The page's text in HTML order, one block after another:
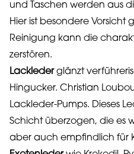
und Taschen werden aus
Hier ist besondere
Reinigung kann die
zerstören.
Lacklederglänzt
Hingucker. Christian
Lackleder-Pumps. Dieses
Schicht überzogen, die es
aber auch empfindlich für